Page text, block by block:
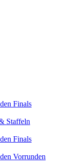
Finals
Staffeln
Finals
Vorrunden